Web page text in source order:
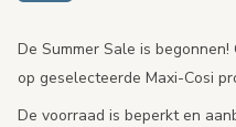
De Summer Sale is
op geselecteerde Maxi-Cosi
De voorraad is beperkt en